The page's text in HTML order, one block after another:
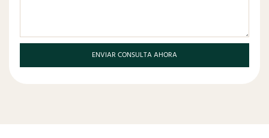
ENVIAR CONSULTA AHORA